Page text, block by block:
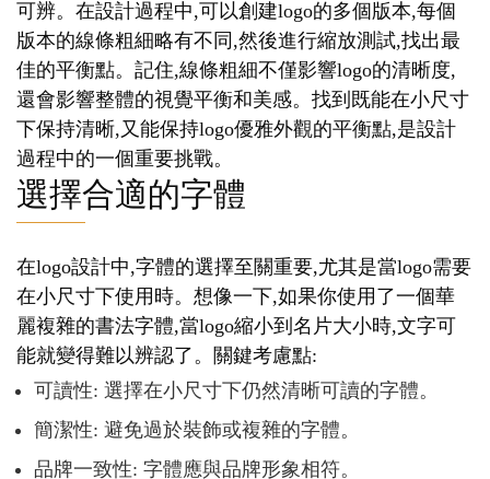
可辨。在設計過程中,可以創建logo的多個版本,每個
版本的線條粗細略有不同,然後進行縮放測試,找出最
佳的平衡點。記住,線條粗細不僅影響logo的清晰度,
還會影響整體的視覺平衡和美感。找到既能在小尺寸
下保持清晰,又能保持logo優雅外觀的平衡點,是設計
過程中的一個重要挑戰。
選擇合適的字體
在logo設計中,字體的選擇至關重要,尤其是當logo需要
在小尺寸下使用時。想像一下,如果你使用了一個華
麗複雜的書法字體,當logo縮小到名片大小時,文字可
能就變得難以辨認了。關鍵考慮點:
可讀性: 選擇在小尺寸下仍然清晰可讀的字體。
簡潔性: 避免過於裝飾或複雜的字體。
品牌一致性: 字體應與品牌形象相符。